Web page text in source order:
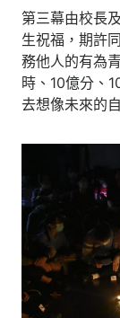
第三幕由校長
生祝福，期許
務他人的有為
時、10億分、
去想像未來的